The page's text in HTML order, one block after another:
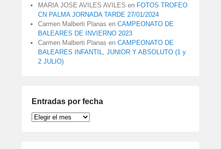
MARIA JOSE AVILES AVILES en FOTOS TROFEO
CN PALMA JORNADA TARDE 27/01/2024
Carmen Malberti Planas en CAMPEONATO DE
BALEARES DE INVIERNO 2023
Carmen Malberti Planas en CAMPEONATO DE
BALEARES INFANTIL, JUNIOR Y ABSOLUTO (1 y
2 JULIO)
Entradas por fecha
Entradas